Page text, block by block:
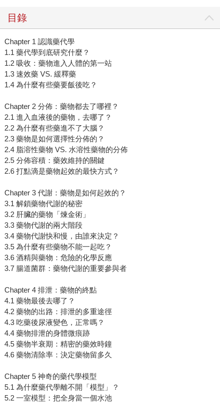
目錄
Chapter 1 認識藥代學
1.1 藥代學到底研究什麼？
1.2 吸收：藥物進入人體的第一站
1.3 速效藥 VS. 緩釋藥
1.4 為什麼有些藥要飯後吃？
Chapter 2 分佈：藥物都去了哪裡？
2.1 進入血液後的藥物，去哪了？
2.2 為什麼有些藥進不了大腦？
2.3 藥物是如何選擇性分佈的？
2.4 脂溶性藥物 VS. 水溶性藥物的分佈
2.5 分佈容積：藥效維持的關鍵
2.6 打點滴是藥物起效的最快方式？
Chapter 3 代謝：藥物是如何起效的？
3.1 解鎖藥物代謝的秘密
3.2 肝臟的藥物「煉金術」
3.3 藥物代謝的兩大階段
3.4 藥物代謝快和慢，由誰來決定？
3.5 為什麼有些藥物不能一起吃？
3.6 酒精與藥物：危險的化學反應
3.7 腸道菌群：藥物代謝的重要參與者
Chapter 4 排泄：藥物的終點
4.1 藥物最後去哪了？
4.2 藥物的出路：排泄的多重途徑
4.3 吃藥後尿液變色，正常嗎？
4.4 藥物排泄的身體微痕跡
4.5 藥物半衰期：精密的藥效時鐘
4.6 藥物清除率：決定藥物留多久
Chapter 5 神奇的藥代學模型
5.1 為什麼藥代學離不開「模型」？
5.2 一室模型：把全身當一個水池